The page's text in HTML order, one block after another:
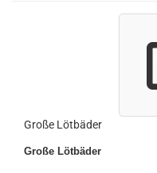
Große Lötbäder
Große Lötbäder